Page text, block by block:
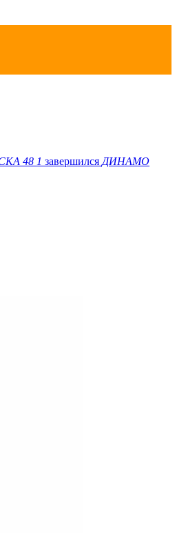
48 1 завершился ДИНАМО